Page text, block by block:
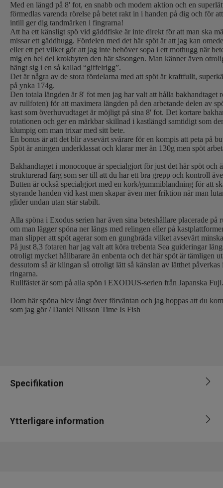
Med en längd på 8' fot, en snabb och modern aktion och en
förmedlas varenda rörelse på betet rakt in i handen på dig och för
intill ger dig tandmärken i fingrarna!
Att ha ett känsligt spö vid gäddfiske är inte direkt för att man ska
missar ett gäddhugg. Fördelen med det här spöt är att jag kan
eller ett pet vilket gör att jag inte behöver sopa i ett mothugg när
mig en hel del krokbyten den här säsongen. Man känner även
hängt sig i en så kallad “giffelrigg”.
Det är några av de stora fördelarna med att spöt är kraftfullt,
på ynka 174g.
Den totala längden är 8' fot men jag har valt att hålla bakhandtaget
av rullfoten) för att maximera längden på den arbetande delen av
kast som överhuvudtaget är möjligt på sina 8' fot. Det kortare
rotationen och ger en märkbar skillnad i kastlängd samtidigt som
klumpig om man trixar med sitt bete.
En bonus är att det blir avsevärt svårare för en kompis att peta på
Spöt är aningen underklassat och klarar mer än 130g men spöt
Bakhandtaget i monocoque är specialgjort för just det här spöt och
strukturerad färg som ser till att du har ett bra grepp och kontroll
Butten är också specialgjort med en kork/gummiblandning för att
styrande handen vid kast men skapar även mer friktion när man
glider undan utan står stabilt.
Alla spöna i Exodus serien har även sina beteshållare placerade
om man lägger spöna ner längs med relingen eller på
man slipper att spöt agerar som en gungbräda vilket avsevärt
På just 8,3 fotaren har jag valt att köra trebenta Sea guideringar
otroligt mycket hållbarare än enbenta och det här spöt är tämligen
dessutom så är klingan så otroligt lätt så känslan av lätthet
ringarna.
Rullfästet är som på alla spön i EXODUS-serien från Japanska Fuji.
Dom här spöna blev långt över förväntan och jag hoppas att du
som jag gör / Daniel Nilsson Time Is Fish
Specifikation
Spölängd
Ytterligare information